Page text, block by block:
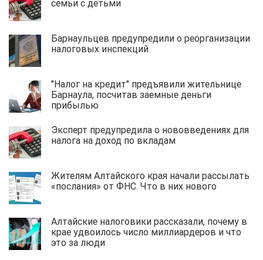
семьи с детьми
Барнаульцев предупредили о реорганизации
налоговых инспекций
"Налог на кредит" предъявили жительнице
Барнаула, посчитав заемные деньги
прибылью
Эксперт предупредила о нововведениях для
налога на доход по вкладам
Жителям Алтайского края начали рассылать
«послания» от ФНС. Что в них нового
Алтайские налоговики рассказали, почему в
крае удвоилось число миллиардеров и что
это за люди